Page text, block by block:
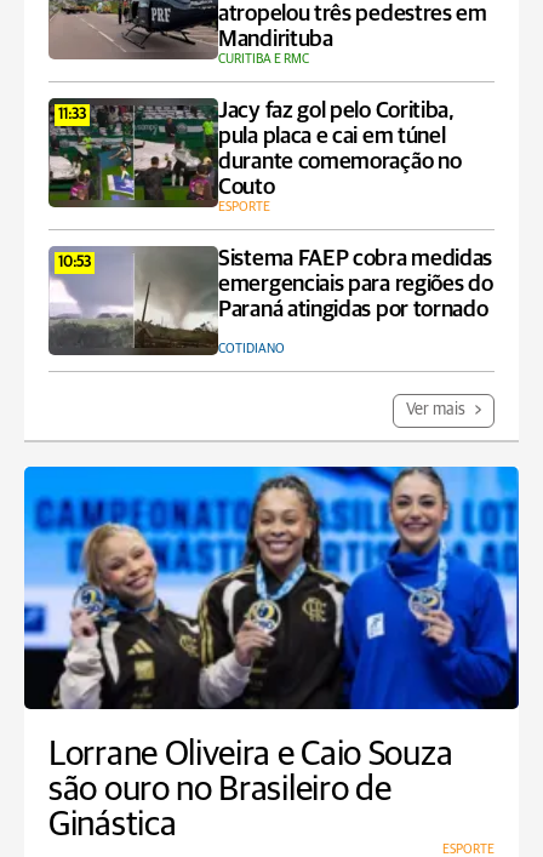
atropelou três pedestres em
Mandirituba
CURITIBA E RMC
11:33
Jacy faz gol pelo Coritiba,
pula placa e cai em túnel
durante comemoração no
Couto
ESPORTE
10:53
Sistema FAEP cobra medidas
emergenciais para regiões do
Paraná atingidas por tornado
COTIDIANO
Ver mais
Lorrane Oliveira e Caio Souza
são ouro no Brasileiro de
Ginástica
ESPORTE